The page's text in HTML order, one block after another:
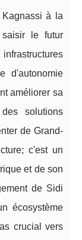
à la
le futur
d'autonomie
améliorer sa
solutions
de Grand-
c'est un
et de son
de Sidi
écosystème
crucial vers